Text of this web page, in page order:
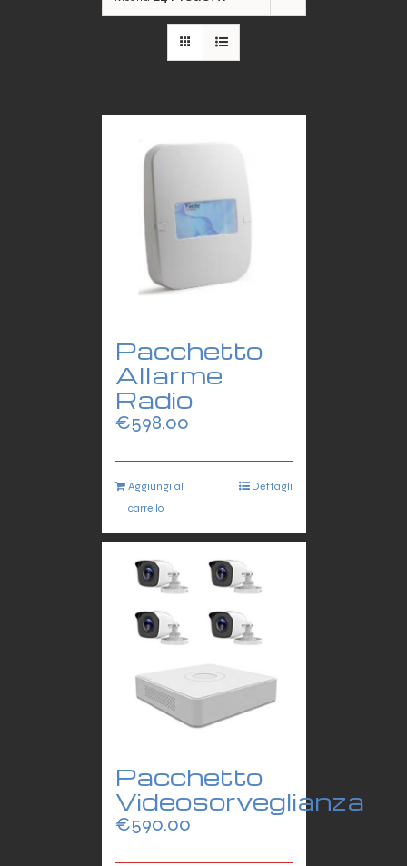
Pacchetto
Allarme
Radio
€598.00
Aggiungi al
carrello
Dettagli
Pacchetto
Videosorveglianza
€590.00